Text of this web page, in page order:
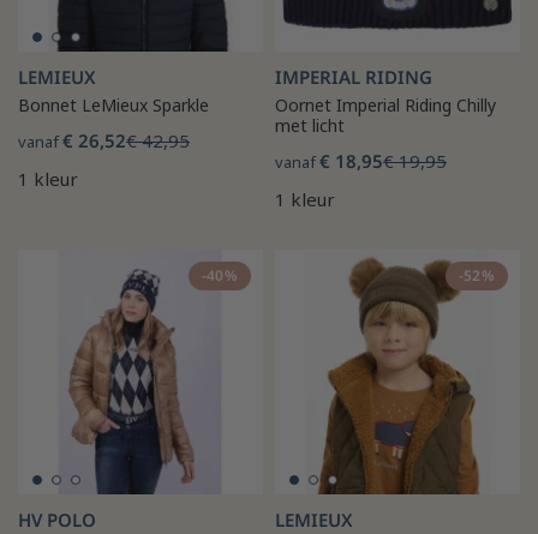
LEMIEUX
Bonnet LeMieux Sparkle
vanaf€ 26,52€ 42,95
1 kleur
IMPERIAL RIDING
Oornet Imperial Riding Chilly
met licht
vanaf€ 18,95€ 19,95
1 kleur
-40%
HV POLO
-52%
LEMIEUX